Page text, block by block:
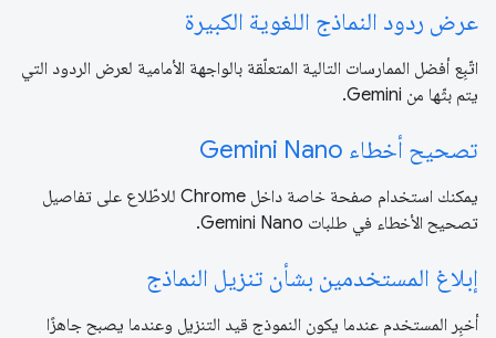
عرض ردود النماذج اللغوية الكبيرة
اتّبِع أفضل الممارسات التالية المتعلّقة بالواجهة الأمامية لعرض الردود التي
يتم بثّها من Gemini.
تصحيح أخطاء Gemini Nano
يمكنك استخدام صفحة خاصة داخل Chrome للاطّلاع على تفاصيل
تصحيح الأخطاء في طلبات Gemini Nano.
إبلاغ المستخدمين بشأن تنزيل النماذج
أخبِر المستخدم عندما يكون النموذج قيد التنزيل وعندما يصبح جاهزًا